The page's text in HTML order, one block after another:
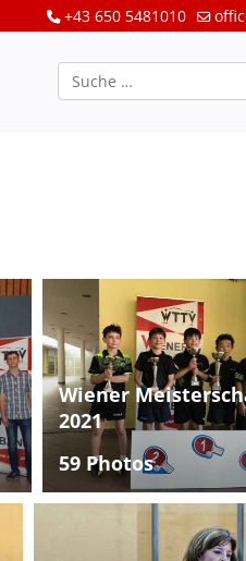
+43 650 5481010
Suchen
Wiener
2021
59 Photos